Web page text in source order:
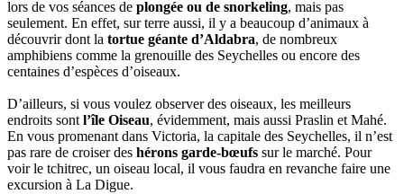
lors de vos séances de plongée ou de snorkeling, mais pas
seulement. En effet, sur terre aussi, il y a beaucoup d’animaux à
découvrir dont la tortue géante d’Aldabra, de nombreux
amphibiens comme la grenouille des Seychelles ou encore des
centaines d’espèces d’oiseaux.
D’ailleurs, si vous voulez observer des oiseaux, les meilleurs
endroits sont l’île Oiseau, évidemment, mais aussi Praslin et Mahé.
En vous promenant dans Victoria, la capitale des Seychelles, il n’est
pas rare de croiser des hérons garde-bœufs sur le marché. Pour
voir le tchitrec, un oiseau local, il vous faudra en revanche faire une
excursion à La Digue.